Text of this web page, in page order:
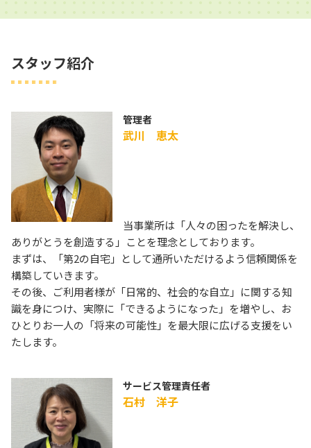
スタッフ紹介
管理者
武川 恵太
当事業所は「人々の困ったを解決し、
ありがとうを創造する」ことを理念としております。
まずは、「第2の自宅」として通所いただけるよう信頼関係を
構築していきます。
その後、ご利用者様が「日常的、社会的な自立」に関する知
識を身につけ、実際に「できるようになった」を増やし、お
ひとりお一人の「将来の可能性」を最大限に広げる支援をい
たします。
サービス管理責任者
石村 洋子